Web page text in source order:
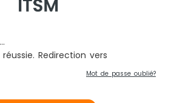
Redirection vers
Mot de passe oublié?